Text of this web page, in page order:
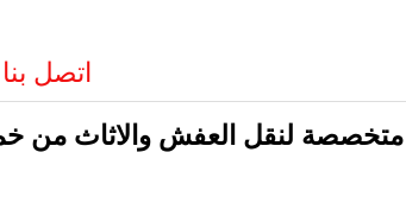
اتصل بنا
لنقل العفش والاثاث من